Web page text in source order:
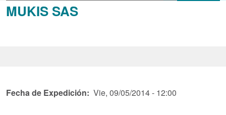
MUKIS SAS
Fecha de Expedición Vie, 09/05/2014 - 12:00